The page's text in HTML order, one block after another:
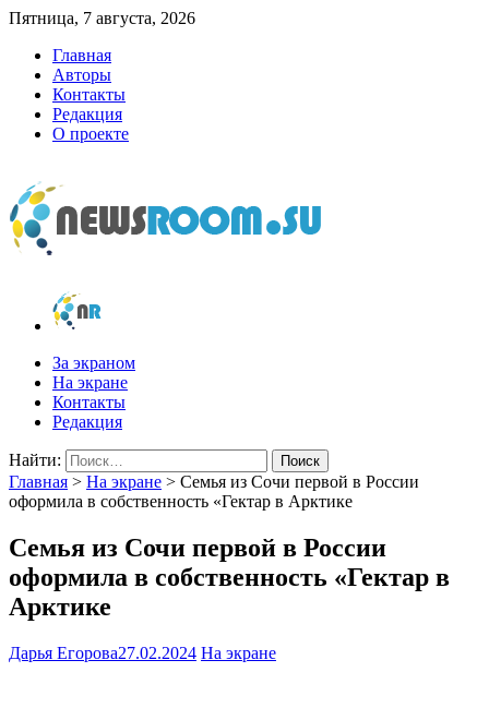
Пятница, 7 августа, 2026
Главная
Авторы
Контакты
Редакция
О проекте
newsroom.su
Новости о новостях
За экраном
На экране
Контакты
Редакция
Найти:
Главная > На экране > Семья из Сочи первой в России
оформила в собственность «Гектар в Арктике
Семья из Сочи первой в России
оформила в собственность «Гектар в
Арктике
Дарья Егорова27.02.2024 На экране